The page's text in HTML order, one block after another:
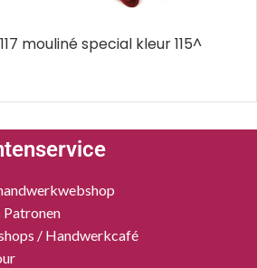
mouliné special kleur 115^
/ Handwerkcafé